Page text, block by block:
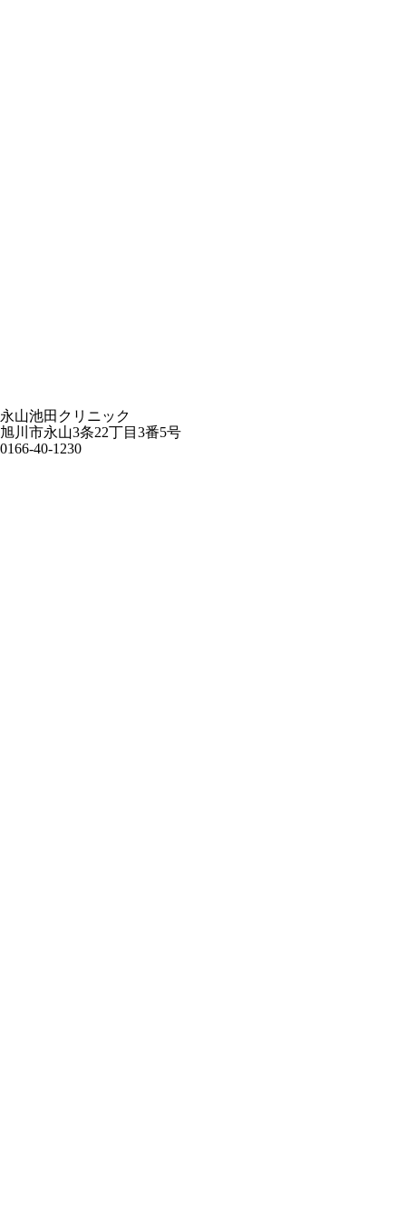
永山池田クリニック
旭川市永山3条22丁目3番5号
0166-40-1230